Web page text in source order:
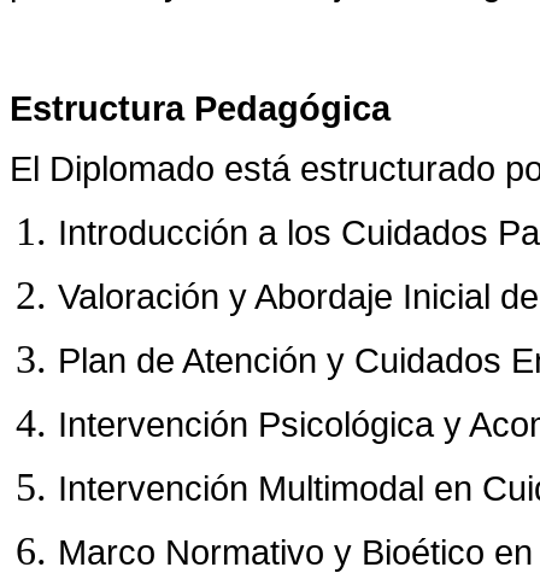
Estructura Pedagógica
El Diplomado está estructurado
Introducción a los Cuidados
Valoración y Abordaje Inicial
Plan de Atención y Cuidados
Intervención Psicológica y
Intervención Multimodal en
Marco Normativo y Bioético